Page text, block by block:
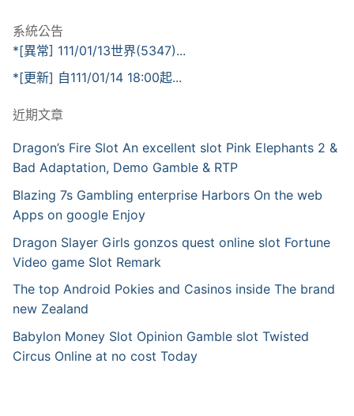
系統公告
*[異常] 111/01/13世界(5347)...
*[更新] 自111/01/14 18:00起...
近期文章
Dragon’s Fire Slot An excellent slot Pink Elephants 2 &
Bad Adaptation, Demo Gamble & RTP
Blazing 7s Gambling enterprise Harbors On the web
Apps on google Enjoy
Dragon Slayer Girls gonzos quest online slot Fortune
Video game Slot Remark
The top Android Pokies and Casinos inside The brand
new Zealand
Babylon Money Slot Opinion Gamble slot Twisted
Circus Online at no cost Today